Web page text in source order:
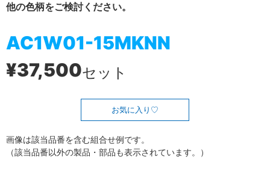
他の色柄をご検討ください。
AC1W01-15MKNN
¥37,500セット
お気に入り
画像は該当品番を含む組合せ例です。
（該当品番以外の製品・部品も表示されています。）